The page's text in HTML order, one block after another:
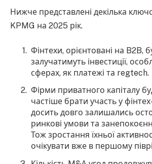
Нижче представлені декілька
KPMG на 2025 рік.
Фінтехи, орієнтовані на B2B,
залучатимуть інвестиції,
сферах, як платежі та regtech.
Фірми приватного капіталу
частіше брати участь у
досить довго залишались
ринкові умови та
Тож зростання їхньої
очікувати вже в першому